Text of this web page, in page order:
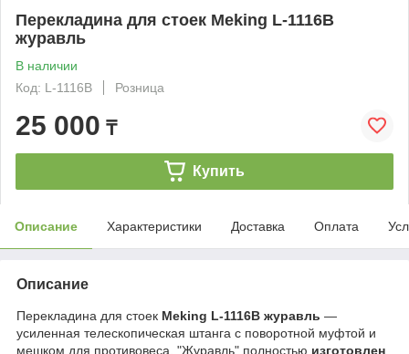
Перекладина для стоек Meking L-1116B
журавль
В наличии
Код: L-1116B
Розница
25 000 ₸
Купить
Описание Характеристики Доставка Оплата
Описание
Перекладина для стоек Meking L-1116B журавль —
усиленная телескопическая штанга с поворотной муфтой и
мешком для противовеса. "Журавль" полностью изготовлен